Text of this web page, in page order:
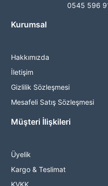
0545 596
Kurumsal
Hakkımızda
İletişim
Gizlilik Sözleşmesi
Mesafeli Satış Sözleşmesi
Müşteri İlişkileri
Üyelik
Kargo & Teslimat
KVKK